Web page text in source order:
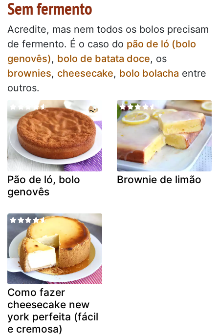
Sem fermento
Acredite, mas nem todos os bolos precisam
de fermento. É o caso do pão de ló (bolo
genovês), bolo de batata doce, os
brownies, cheesecake, bolo bolacha entre
outros.
Pão de ló, bolo
genovês
Brownie de limão
Como fazer
cheesecake new
york perfeita (fácil
e cremosa)